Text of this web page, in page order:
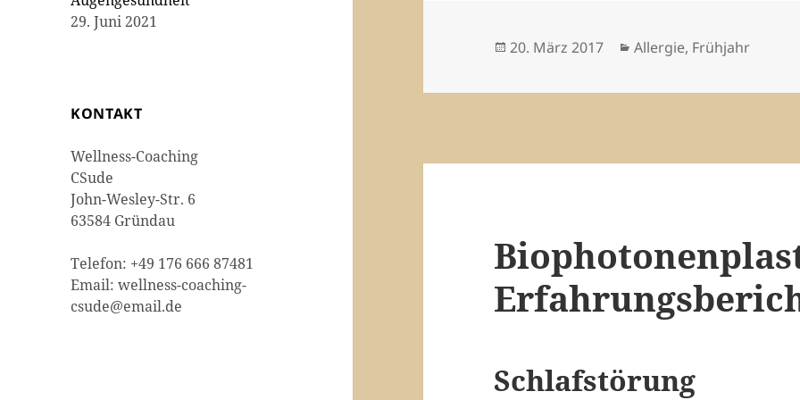
29. Juni 2021
KONTAKT
Wellness-Coaching
CSude
John-Wesley-Str. 6
63584 Gründau
Telefon: +49 176 666 87481
Email: wellness-coaching-
csude@email.de
Veröffentlicht
20. März 2017 Kategorien
Allergie, Frühjahr
Schlafstörung